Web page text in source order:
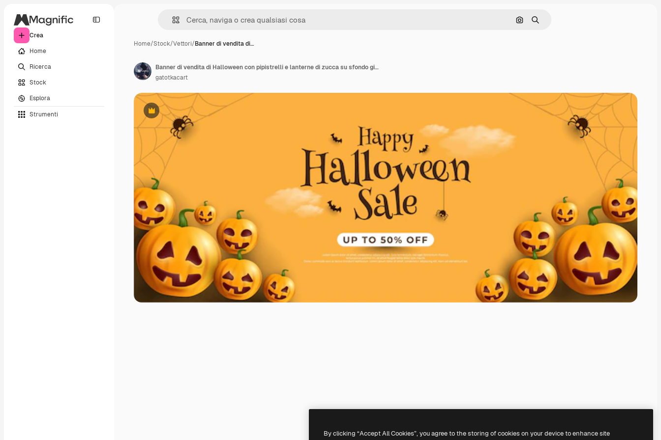
Crea
Home
Ricerca
Stock
Esplora
Strumenti
Cerca per immagine
Ricerca
Home/Stock/Vettori/Banner di vendita di…
Premium
Banner di vendita di Halloween con pipistrelli e lanterne di zucca su sfondo giallo
gatotkacart
By clicking “Accept All Cookies”, you agree to the storing of cookies on your device to enhance site